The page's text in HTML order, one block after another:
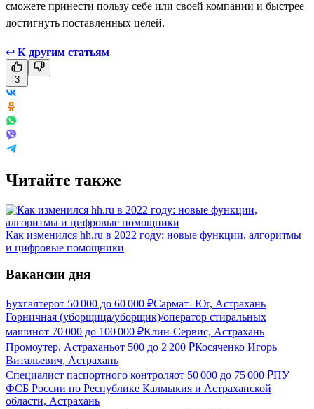
сможете принести пользу себе или своей компании и быстрее
достигнуть поставленных целей.
↩ К другим статьям
3
Читайте также
Как изменился hh.ru в 2022 году: новые функции, алгоритмы
и цифровые помощники
Вакансии дня
Бухгалтерот 50 000 до 60 000 ₽Сармат- Юг, Астрахань
Горничная (уборщица/уборщик)/оператор стиральных
машинот 70 000 до 100 000 ₽Клин-Сервис, Астрахань
Промоутер, Астраханьот 500 до 2 200 ₽Косяченко Игорь
Витальевич, Астрахань
Специалист паспортного контроляот 50 000 до 75 000 ₽ПУ
ФСБ России по Республике Калмыкия и Астраханской
области, Астрахань